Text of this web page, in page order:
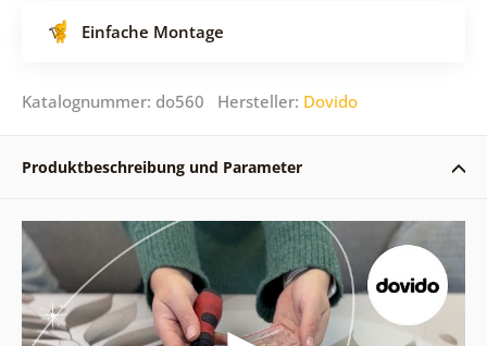
Einfache Montage
Katalognummer: do560 Hersteller: Dovido
Produktbeschreibung und Parameter